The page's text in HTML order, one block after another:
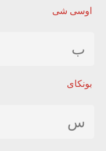
اوسی شی
ب
بونکای
س